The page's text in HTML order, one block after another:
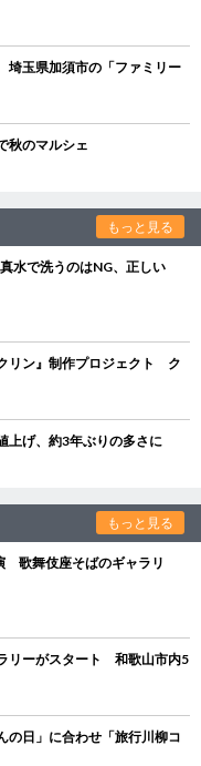
玉県加須市の「ファミリー
秋のマルシェ
もっと見る
水で洗うのはNG、正しい
リン』制作プロジェクト ク
上げ、約3年ぶりの多さに
もっと見る
歌舞伎座そばのギャラリ
リーがスタート 和歌山市内5
日」に合わせ「旅行川柳コ